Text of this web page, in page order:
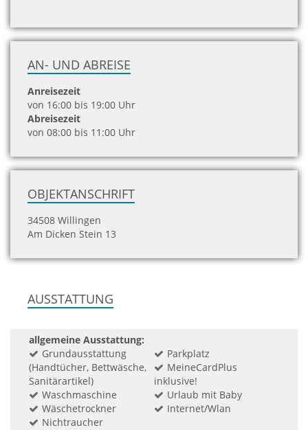
AN- UND ABREISE
Anreisezeit
von 16:00 bis 19:00 Uhr
Abreisezeit
von 08:00 bis 11:00 Uhr
OBJEKTANSCHRIFT
34508 Willingen
Am Dicken Stein 13
AUSSTATTUNG
allgemeine Ausstattung:
Grundausstattung
(Handtücher, Bettwäsche,
Sanitärartikel)
Parkplatz
MeineCardPlus
inklusive!
Waschmaschine
Urlaub mit Baby
Wäschetrockner
Internet/Wlan
Nichtraucher